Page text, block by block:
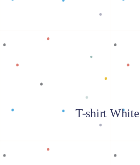
Baca
T-shirt